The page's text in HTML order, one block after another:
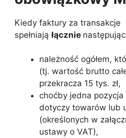
Kiedy faktury za transakcje
spełniająłącznie
należność ogółem,
(tj. wartość brutto
przekracza 15 tys. zł,
choćby jedna
dotyczy towarów lub
(określonych w
ustawy o VAT),